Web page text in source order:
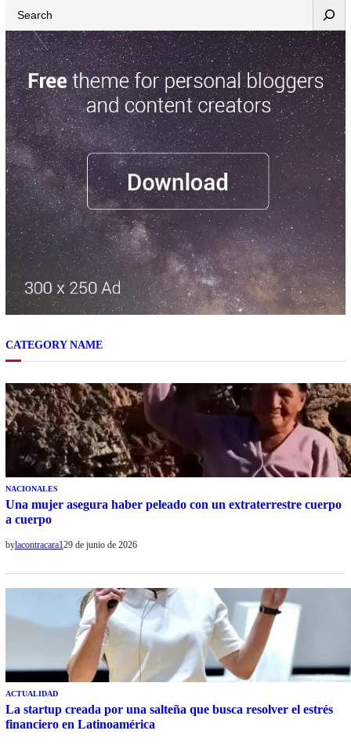
CATEGORY NAME
NACIONALES
Una mujer asegura haber peleado con un extraterrestre cuerpo
a cuerpo
bylacontracara129 de junio de 2026
ACTUALIDAD
La startup creada por una salteña que busca resolver el estrés
financiero en Latinoamérica